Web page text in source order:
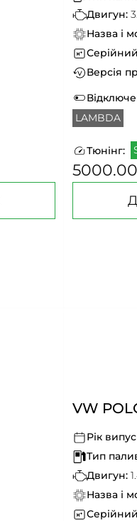
Двигун:
Назва і
Версія
LAMBDA
Тюнінг:
VW
Рік
Тип
Двигун:
Назва і